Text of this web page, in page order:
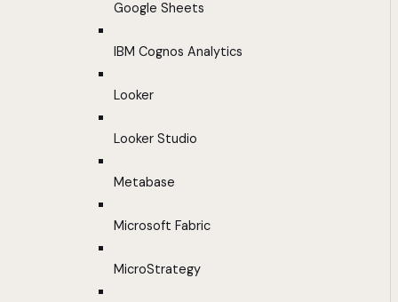
Google Sheets
IBM Cognos Analytics
Looker
Looker Studio
Metabase
Microsoft Fabric
MicroStrategy